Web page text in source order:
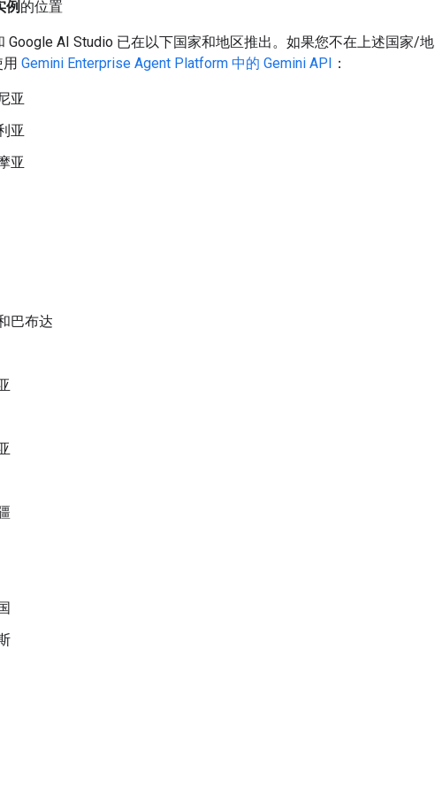
例 的位置
Google AI Studio 已在以下国家和地区推出。如果您不在上述国家/地
用 Gemini Enterprise Agent Platform 中的 Gemini API ：
亚
亚
亚
巴布达